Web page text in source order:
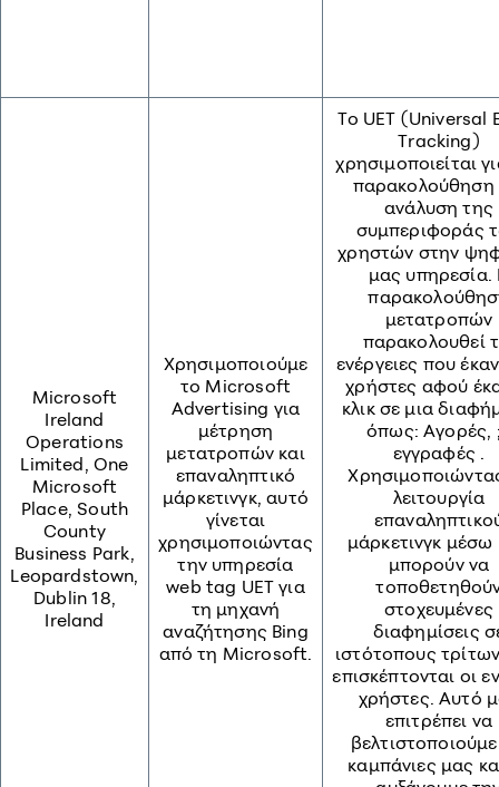
Microsoft
Ireland
Operations
Limited, One
Microsoft
Place, South
County
Business Park,
Leopardstown,
Dublin 18,
Ireland
Χρησιμοποιούμε
το Microsoft
Advertising για
μέτρηση
μετατροπών και
επαναληπτικό
μάρκετινγκ, αυτό
γίνεται
χρησιμοποιώντας
την υπηρεσία
web tag UET για
τη μηχανή
αναζήτησης Bing
από τη Microsoft.
Το UET (Universal
Tracking)
χρησιμοποιείται
παρακολούθηση
ανάλυση της
συμπεριφοράς
χρηστών στην
μας υπηρεσία.
μετατροπών
παρακολουθεί
ενέργειες που
χρήστες αφού
κλικ σε μια
όπως: Αγορές,
εγγραφές .
λειτουργία
μάρκετινγκ μέσω
μπορούν να
στοχευμένες
διαφημίσεις
ιστότοπους
επισκέπτονται οι
χρήστες. Αυτό
επιτρέπει να
βελτιστοποιούμε
καμπάνιες μας